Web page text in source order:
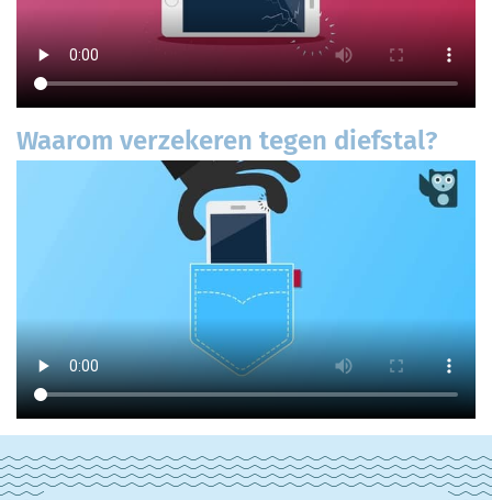
Waarom verzekeren tegen diefstal?